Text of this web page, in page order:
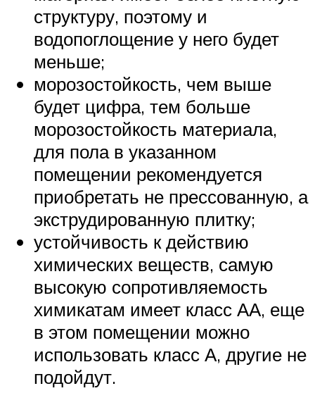
структуру, поэтому и
водопоглощение у него будет
меньше;
морозостойкость, чем выше
будет цифра, тем больше
морозостойкость материала,
для пола в указанном
помещении рекомендуется
приобретать не прессованную, а
экструдированную плитку;
устойчивость к действию
химических веществ, самую
высокую сопротивляемость
химикатам имеет класс АА, еще
в этом помещении можно
использовать класс А, другие не
подойдут.